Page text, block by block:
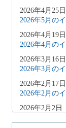
2026年4月25日
2026年5月の
2026年4月19日
2026年4月の
2026年3月16日
2026年3月の
2026年2月17日
2026年2月の
2026年2月2日